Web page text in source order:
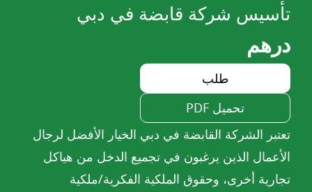
تأسيس شركة قابضة في دبي
درهم
طلب
تحميل PDF
تعتبر الشركة القابضة في دبي الخيار الأفضل لرجال
الأعمال الذين يرغبون في تجميع الدخل من هياكل
تجارية أخرى، وحقوق الملكية الفكرية/ملكية